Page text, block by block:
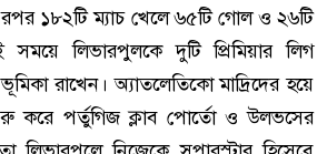
১৮২টি ম্যাচ খেলে ৬৫টি গোল ও ২৬টি
লিভারপুলকে দুটি প্রিমিয়ার লিগ
রাখেন। অ্যাতলেতিকো মাদ্রিদের হয়ে
করে পর্তুগিজ ক্লাব পোর্তো ও উলভসের